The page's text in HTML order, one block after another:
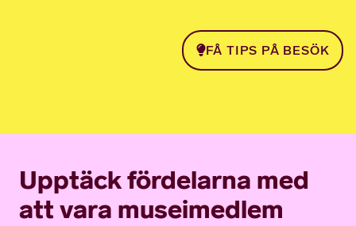
FÅ TIPS PÅ BESÖK
Upptäck fördelarna med
att vara museimedlem